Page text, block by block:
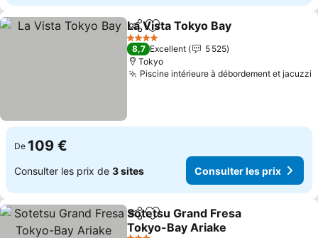
PartagerAjouter à mes favoris
La Vista Tokyo Bay
4 Étoiles
8,7 Excellent
5 525
Tokyo
Piscine intérieure à débordement et jacuzzi
De 109 €
Consulter les prix de 3 sites Consulter les prix
PartagerAjouter à mes favoris
Sotetsu Grand Fresa
Tokyo-Bay Ariake